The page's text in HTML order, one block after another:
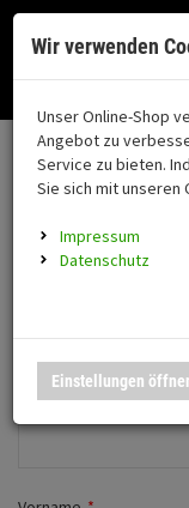
Fahrzeugteile
Neuheiten
coming soon
Anmelden |
Nutzung unserer
Menü
Motorrad auswählen
Neues Konto
Persönliche Daten
Herr
Frau
Firma
Wir verwenden
Unser Online-Shop
Angebot zu
Service zu bieten.
Sie sich mit unseren
Impressum
Datenschutz
Einstellungen